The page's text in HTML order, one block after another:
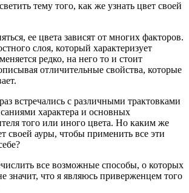
тему того, как же узнать цвет своей
ее цвета зависят от многих факторов.
слоя, который характеризует
редко, на него то и стоит
отличительные свойства, которые
встречались с различными трактовками
характера и основных
того или иного цвета. Но каким же
своей ауры, чтобы применить все эти
все возможные способы, о которых
значит, что я являюсь приверженцем того